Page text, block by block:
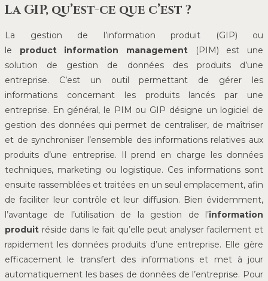
La GIP, qu’est-ce que c’est ?
La gestion de l’information produit (GIP) ou
le product information management (PIM) est une
solution de gestion de données des produits d’une
entreprise. C’est un outil permettant de gérer les
informations concernant les produits lancés par une
entreprise. En général, le PIM ou GIP désigne un logiciel de
gestion des données qui permet de centraliser, de maîtriser
et de synchroniser l’ensemble des informations relatives aux
produits d’une entreprise. Il prend en charge les données
techniques, marketing ou logistique. Ces informations sont
ensuite rassemblées et traitées en un seul emplacement, afin
de faciliter leur contrôle et leur diffusion. Bien évidemment,
l’avantage de l’utilisation de la gestion de l’information
produit réside dans le fait qu’elle peut analyser facilement et
rapidement les données produits d’une entreprise. Elle gère
efficacement le transfert des informations et met à jour
automatiquement les bases de données de l’entreprise. Pour